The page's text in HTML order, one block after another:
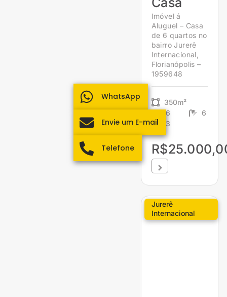
Imóvel á
Aluguel – Casa
de 6 quartos no
bairro Jurerê
Internacional,
Florianópolis –
1959648
350m²
6
6
3
Jurerê
Internacional
WhatsApp
Envie um E-mail
Telefone